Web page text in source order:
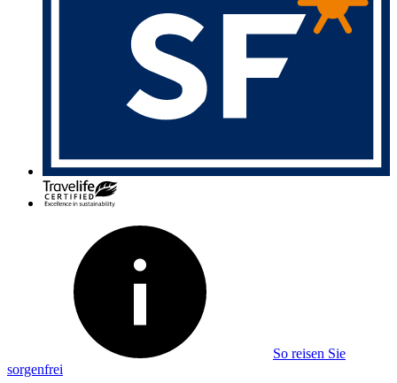
So reisen Sie
sorgenfrei